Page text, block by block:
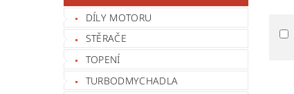
DÍLY MOTORU
STĚRAČE
TOPENÍ
TURBODMYCHADLA